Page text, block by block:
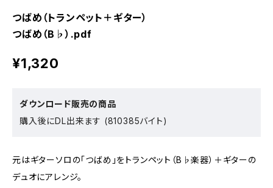
つばめ（トランペット＋ギター）
つばめ（B♭）.pdf
¥1,320
ダウンロード販売の商品
購入後にDL出来ます (810385バイト)
元はギターソロの「つばめ」をトランペット（B♭楽器）＋ギターの
デュオにアレンジ。